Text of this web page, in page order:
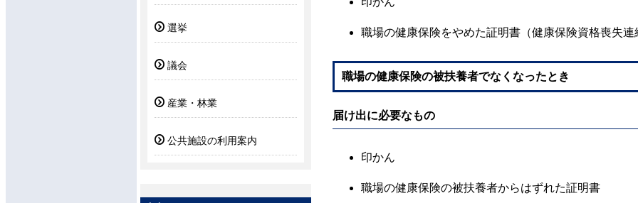
選挙
議会
産業・林業
公共施設の利用案内
職場の健康保険をやめた証明書（健康保険資格喪失連
職場の健康保険の被扶養者でなくなったとき
届け出に必要なもの
印かん
職場の健康保険の被扶養者からはずれた証明書